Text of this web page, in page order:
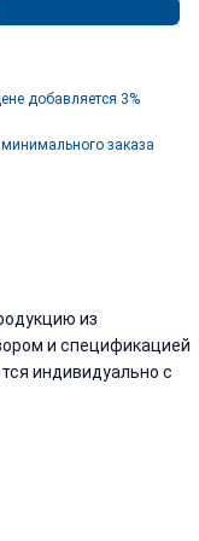
добавляется 3%
заказа
из
и спецификацией
индивидуально с